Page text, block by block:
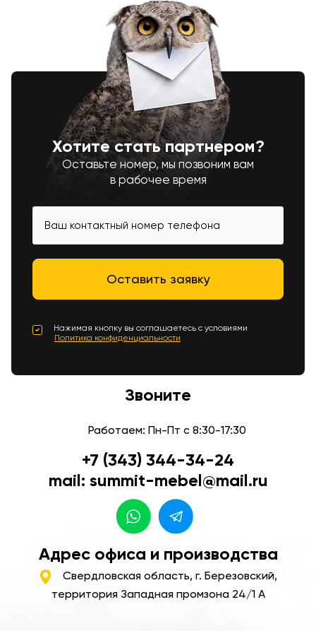
Хотите стать партнером?
Оставьте номер, мы позвоним вам
в рабочее время
Нажимая кнопку вы соглашаетесь с условиями
Политика конфиденциальности
Звоните
Работаем: Пн-Пт с 8:30-17:30
+7 (343) 344-34-24
mail: summit-mebel@mail.ru
Адрес офиса и производства
Свердловская область, г. Березовский,
территория Западная промзона 24/1 А